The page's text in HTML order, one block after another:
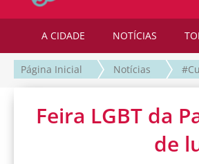
A CIDADE NOTÍCIAS
Página Inicial Notícias
Feira LGBT da
de